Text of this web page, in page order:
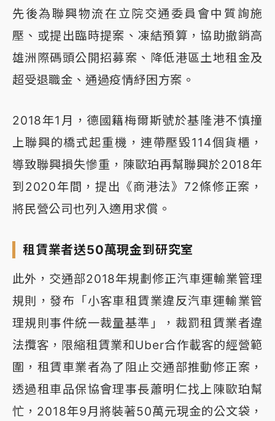
先後為聯興物流在立院交通委員會中質詢施
壓、或提出臨時提案、凍結預算，協助撤銷高
雄洲際碼頭公開招募案、降低港區土地租金及
超受退職金、通過疫情紓困方案。
2018年1月，德國籍梅爾斯號於基隆港不慎撞
上聯興的橋式起重機，連帶壓毀114個貨櫃，
導致聯興損失慘重，陳歐珀再幫聯興於2018年
到2020年間，提出《商港法》72條修正案，
將民營公司也列入適用求償。
租賃業者送50萬現金到研究室
此外，交通部2018年規劃修正汽車運輸業管理
規則，發布「小客車租賃業違反汽車運輸業管
理規則事件統一裁量基準」，裁罰租賃業者違
法攬客，限縮租賃業和Uber合作載客的經營範
圍，租賃車業者為了阻止交通部推動修正案，
透過租車品保協會理事長蕭明仁找上陳歐珀幫
忙，2018年9月將裝著50萬元現金的公文袋，